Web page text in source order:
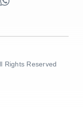
Rights Reserved